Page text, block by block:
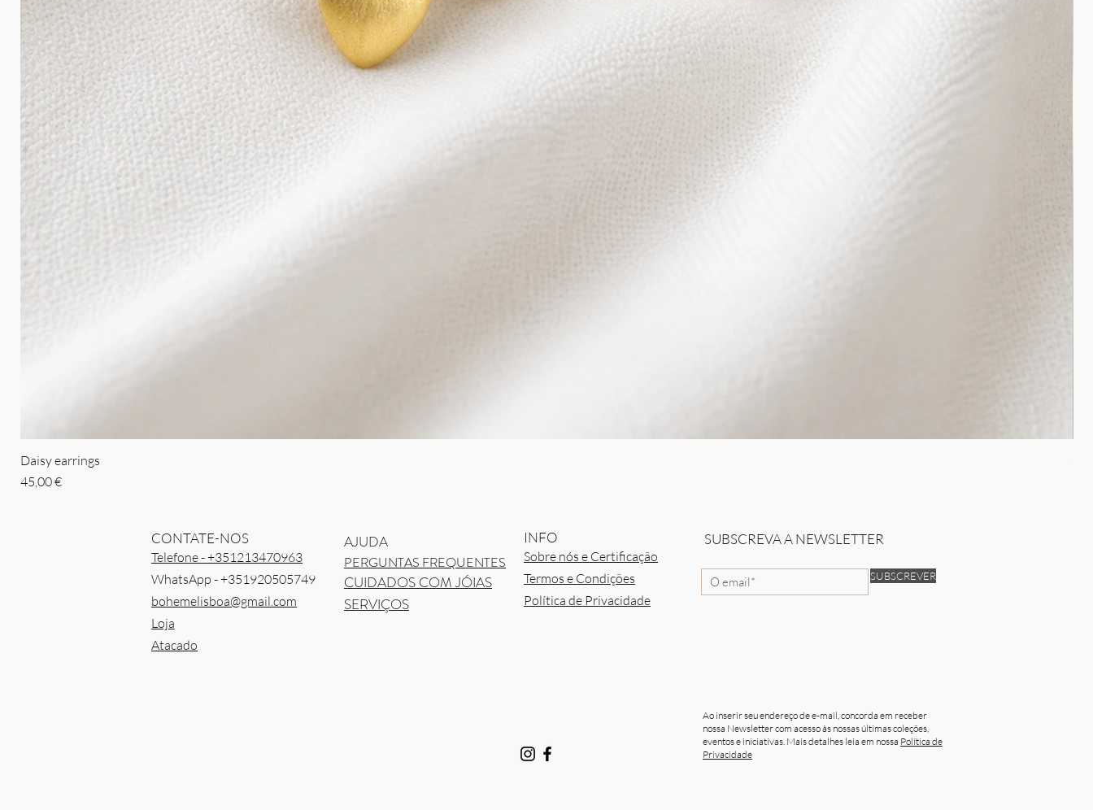
Daisy earrings
Preço
45,00 €
CONTATE-NOS
Telefone - +351213470963
WhatsApp - +351920505749
bohemelisboa@gmail.com
Loja
Atacado
AJUDA
PERGUNTAS FREQUENTES
CUIDADOS COM JÓIAS
SERVIÇOS
INFO
Sobre nós e Certificação
Termos e Condições
Política de Privacidade
SUBSCREVA A NEWSLETTER
SUBSCREVER
Ao inserir seu endereço de e-mail, concorda em receber
nossa Newsletter com acesso às nossas últimas coleções,
eventos e iniciativas. Mais detalhes leia em nossa Política de
Privacidade